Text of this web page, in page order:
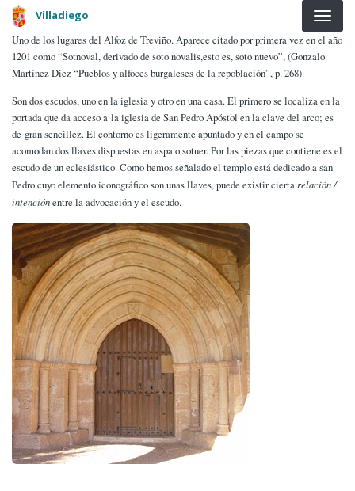
Pasar al contenido principal
Villadiego
Uno de los lugares del Alfoz de Treviño. Aparece citado por primera vez en el año
1201 como “Sotnoval, derivado de soto novalis,esto es, soto nuevo”, (Gonzalo
Martínez Diez “Pueblos y alfoces burgaleses de la repoblación”, p. 268).
Son dos escudos, uno en la iglesia y otro en una casa. El primero se localiza en la
portada que da acceso a la iglesia de San Pedro Apóstol en la clave del arco; es
de gran sencillez. El contorno es ligeramente apuntado y en el campo se
acomodan dos llaves dispuestas en aspa o sotuer. Por las piezas que contiene es el
escudo de un eclesiástico. Como hemos señalado el templo está dedicado a san
Pedro cuyo elemento iconográfico son unas llaves, puede existir cierta relación /
intenciónentre la advocación y el escudo.